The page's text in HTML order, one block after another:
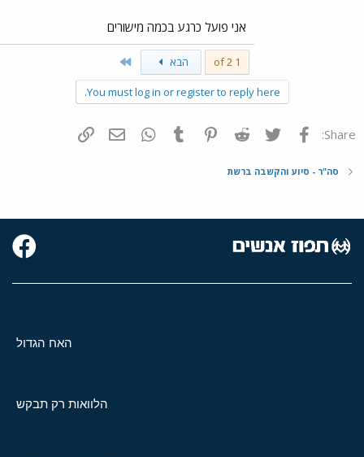
אני פועל כרגע בכמה מישורים
1 of 2 הבא
You must log in or register to reply here.
Share: פייסבוק Twitter
Reddit
Pinterest
Tumblr
WhatsAppדואר אלקטרוני
סה"ר - סיוע והקשבה ברשת
האח הגדול
הלוואות רק תבקש